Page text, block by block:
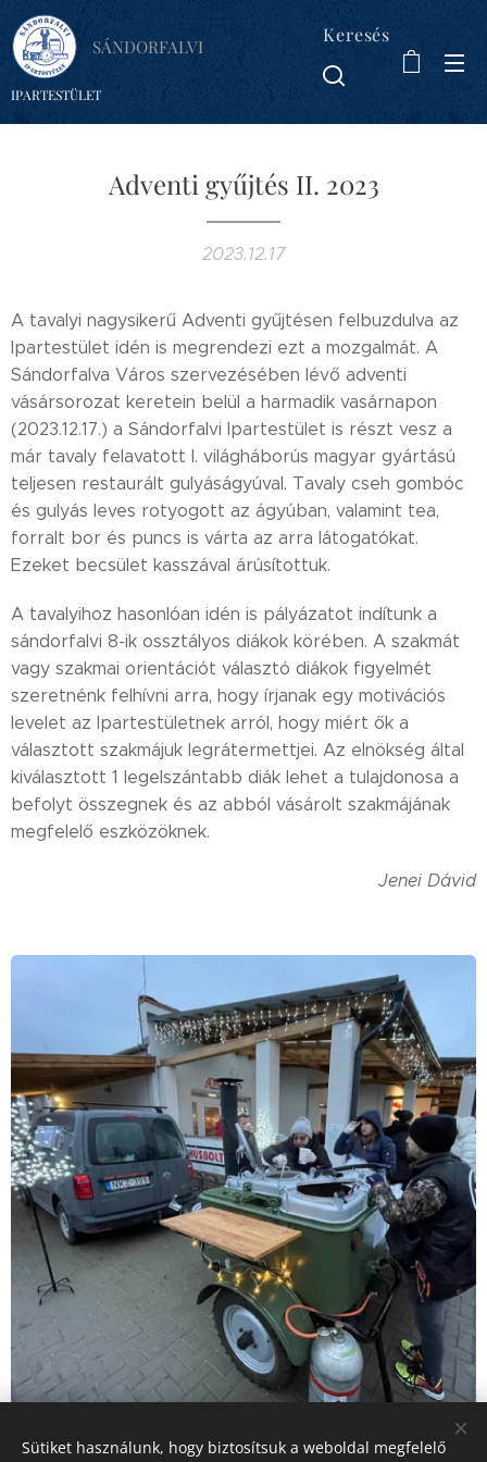
SÁNDORFALVI
IPARTESTÜLET
Keresés
Adventi gyűjtés II. 2023
2023.12.17
A tavalyi nagysikerű Adventi gyűjtésen felbuzdulva az
Ipartestület idén is megrendezi ezt a mozgalmát. A
Sándorfalva Város szervezésében lévő adventi
vásársorozat keretein belül a harmadik vasárnapon
(2023.12.17.) a Sándorfalvi Ipartestület is részt vesz a
már tavaly felavatott I. világháborús magyar gyártású
teljesen restaurált gulyáságyúval. Tavaly cseh gombóc
és gulyás leves rotyogott az ágyúban, valamint tea,
forralt bor és puncs is várta az arra látogatókat.
Ezeket becsület kasszával árúsítottuk.
A tavalyihoz hasonlóan idén is pályázatot indítunk a
sándorfalvi 8-ik ossztályos diákok körében. A szakmát
vagy szakmai orientációt választó diákok figyelmét
szeretnénk felhívni arra, hogy írjanak egy motivációs
levelet az Ipartestületnek arról, hogy miért ők a
választott szakmájuk legrátermettjei. Az elnökség által
kiválasztott 1 legelszántabb diák lehet a tulajdonosa a
befolyt összegnek és az abból vásárolt szakmájának
megfelelő eszközöknek.
Jenei Dávid
Sütiket használunk, hogy biztosítsuk a weboldal megfelelő